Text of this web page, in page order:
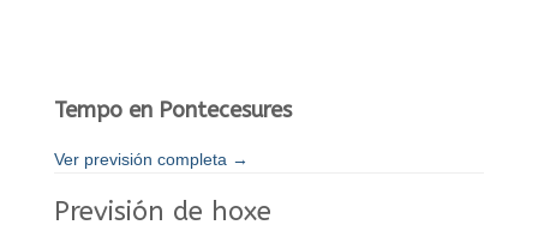
Tempo en Pontecesures
Ver previsión completa →
Previsión de hoxe